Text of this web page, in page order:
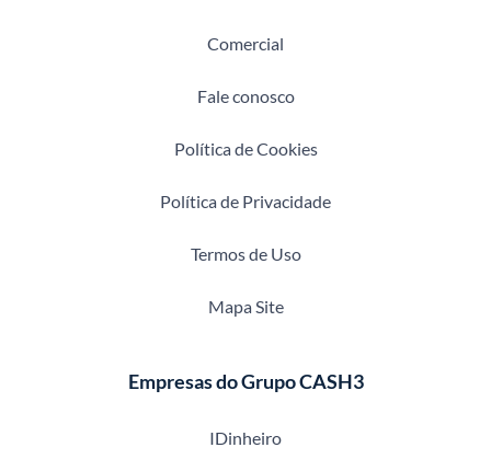
Comercial
Fale conosco
Política de Cookies
Política de Privacidade
Termos de Uso
Mapa Site
Empresas do Grupo CASH3
IDinheiro